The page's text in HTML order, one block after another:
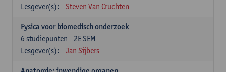
Lesgever(s):
Steven Van Cruchten
Fysica voor biomedisch onderzoek
2E SEM
6 studiepunten
Lesgever(s):
Jan Sijbers